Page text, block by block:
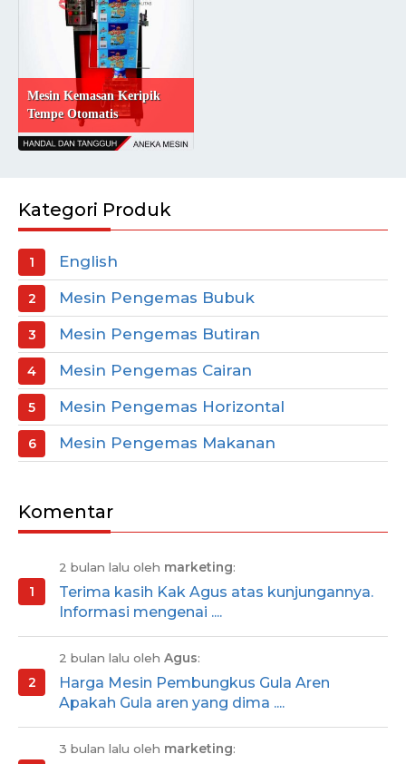
Mesin Kemasan Keripik
Tempe Otomatis
Kategori Produk
English
Mesin Pengemas Bubuk
Mesin Pengemas Butiran
Mesin Pengemas Cairan
Mesin Pengemas Horizontal
Mesin Pengemas Makanan
Komentar
2 bulan lalu oleh marketing:
Terima kasih Kak Agus atas kunjungannya.
Informasi mengenai ....
2 bulan lalu oleh Agus:
Harga Mesin Pembungkus Gula Aren
Apakah Gula aren yang dima ....
3 bulan lalu oleh marketing: